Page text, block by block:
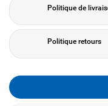
Politique de
Politique retours